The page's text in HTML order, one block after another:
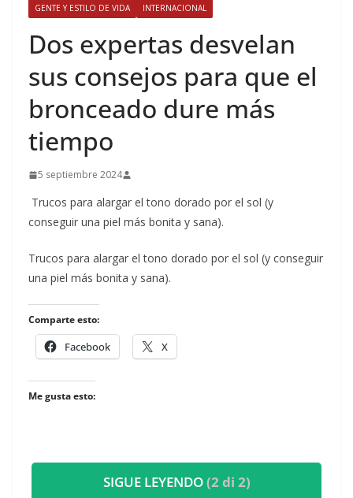
GENTE Y ESTILO DE VIDA INTERNACIONAL
​Dos expertas desvelan
sus consejos para que el
bronceado dure más
tiempo
5 septiembre 2024
Trucos para alargar el tono dorado por el sol (y
conseguir una piel más bonita y sana).
​Trucos para alargar el tono dorado por el sol (y conseguir
una piel más bonita y sana).
Comparte esto:
Facebook X
Me gusta esto:
SIGUE LEYENDO(2 di 2)